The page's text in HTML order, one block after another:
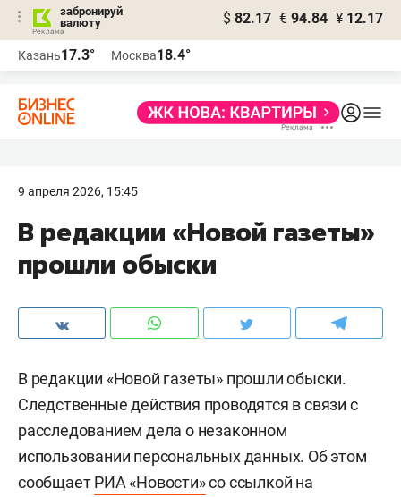
забронируй
валюту
$ 82.17 € 94.84 ¥ 12.17
Казань17.3° Москва18.4°
9 апреля 2026, 15:45
В редакции «Новой газеты»
прошли обыски
В редакции «Новой газеты» прошли обыски.
Следственные действия проводятся в связи с
расследованием дела о незаконном
использовании персональных данных. Об этом
сообщаетРИА «Новости»со ссылкой на